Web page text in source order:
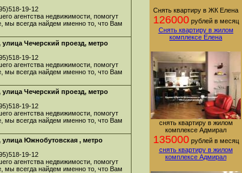
19-12
агентства недвижимости, помогут
мы всегда найдем именно то, что Вам
Чечерский проезд, метро
19-12
агентства недвижимости, помогут
мы всегда найдем именно то, что Вам
Чечерский проезд, метро
19-12
агентства недвижимости, помогут
мы всегда найдем именно то, что Вам
Южнобутовская , метро
19-12
агентства недвижимости, помогут
мы всегда найдем именно то, что Вам
Снять квартиру в ЖК Елена
126000рублей в месяц
Снять квартиру в жилом
комплексе Елена
снять квартиру в жилом
комплексе Адмирал
135000рублей в месяц
снять квартиру в жилом
комплексе Адмирал